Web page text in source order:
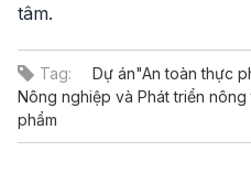
tâm.
Tag: Dự án"An toàn thực
Nông nghiệp và Phát triển nông
phẩm